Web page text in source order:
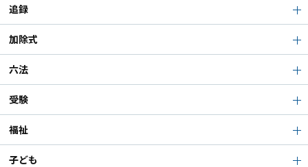
追録
加除式
六法
受験
福祉
子ども